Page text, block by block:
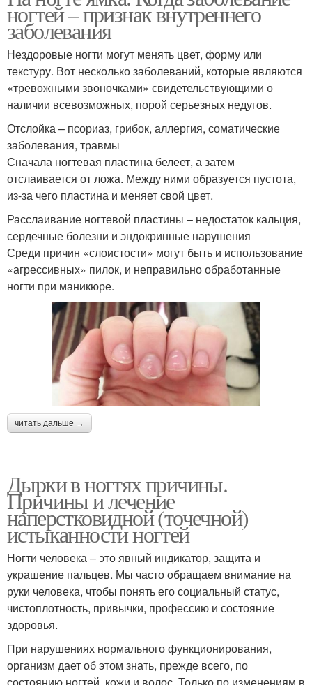
ногтей – признак внутреннего
заболевания
Нездоровые ногти могут менять цвет, форму или
текстуру. Вот несколько заболеваний, которые являются
«тревожными звоночками» свидетельствующими о
наличии всевозможных, порой серьезных недугов.
Отслойка – псориаз, грибок, аллергия, соматические
заболевания, травмы
Сначала ногтевая пластина белеет, а затем
отслаивается от ложа. Между ними образуется пустота,
из-за чего пластина и меняет свой цвет.
Расслаивание ногтевой пластины – недостаток кальция,
сердечные болезни и эндокринные нарушения
Среди причин «слоистости» могут быть и использование
«агрессивных» пилок, и неправильно обработанные
ногти при маникюре.
читать дальше →
Дырки в ногтях причины.
Причины и лечение
наперстковидной (точечной)
истыканности ногтей
Ногти человека – это явный индикатор, защита и
украшение пальцев. Мы часто обращаем внимание на
руки человека, чтобы понять его социальный статус,
чистоплотность, привычки, профессию и состояние
здоровья.
При нарушениях нормального функционирования,
организм дает об этом знать, прежде всего, по